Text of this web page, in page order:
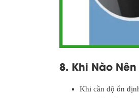
8. Khi Nào
Khi cần độ ổn